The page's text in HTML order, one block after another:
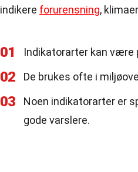
indikere forurensning,
01 Indikatorarter kan være
02 De brukes ofte i
03
Noen indikatorarter er
gode varslere.